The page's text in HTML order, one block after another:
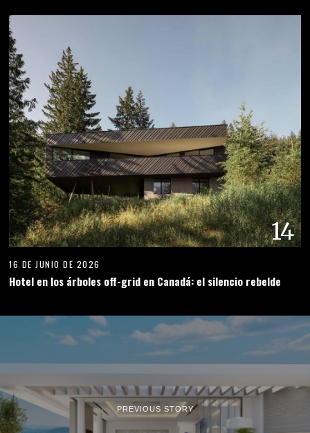
14
16 DE JUNIO DE 2026
Hotel en los árboles off-grid en Canadá: el silencio rebelde
PREVIOUS STORY